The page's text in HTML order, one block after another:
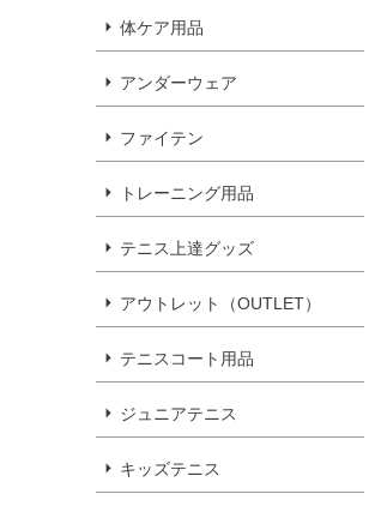
体ケア用品
アンダーウェア
ファイテン
トレーニング用品
テニス上達グッズ
アウトレット（OUTLET）
テニスコート用品
ジュニアテニス
キッズテニス